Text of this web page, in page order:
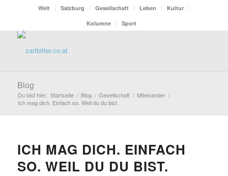
Welt Salzburg Gesellschaft Leben
Kultur
Kolumne
Sport
Blog
Du bist hier: Startseite / Blog / Gesellschaft / Miteinander /
Ich mag dich. Einfach so. Weil du du bist.
ICH MAG DICH. EINFACH
SO. WEIL DU DU BIST.